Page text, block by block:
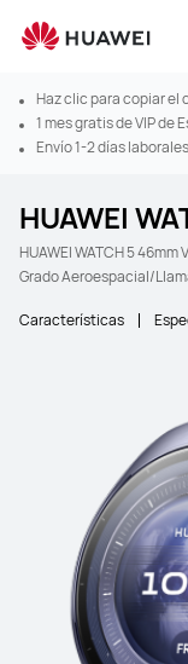
Haz clic para copiar el
1 mes gratis de VIP de
Envío 1-2 días
HUAWEI
HUAWEI WATCH 5
Grado Aeroespacial/
Características